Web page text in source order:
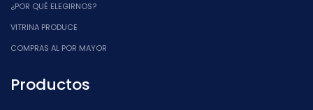
¿POR QUÉ ELEGIRNOS?
VITRINA PRODUCE
COMPRAS AL POR MAYOR
Productos